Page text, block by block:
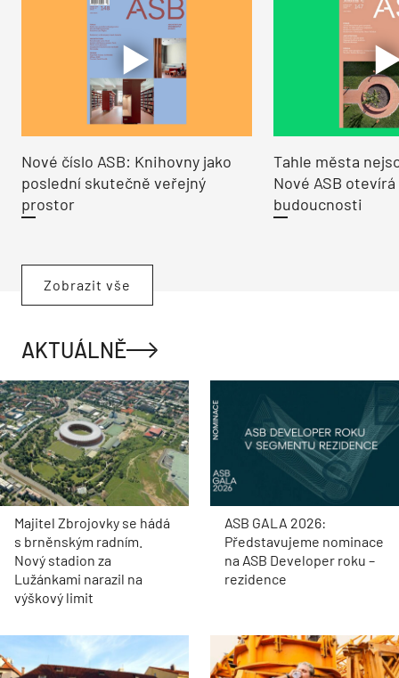
Nové číslo ASB: Knihovny jako
poslední skutečně veřejný
prostor
Tahle města
Nové ASB
budoucnosti
Zobrazit vše
AKTUÁLNĚ
Majitel Zbrojovky se hádá
s brněnským radním.
Nový stadion za
Lužánkami narazil na
výškový limit
ASB GALA 2026:
Představujeme nominace
na ASB Developer roku –
rezidence